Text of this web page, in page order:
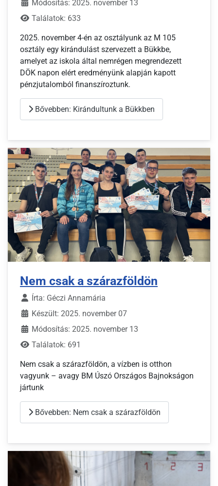
Módosítás: 2025. november 13
Találatok: 633
2025. november 4-én az osztályunk az M 105
osztály egy kirándulást szervezett a Bükkbe,
amelyet az iskola által nemrégen megrendezett
DÖK napon elért eredményünk alapján kapott
pénzjutalomból finanszíroztunk.
Bővebben: Kirándultunk a Bükkben
Nem csak a szárazföldön
Írta: Géczi Annamária
Készült: 2025. november 07
Módosítás: 2025. november 13
Találatok: 691
Nem csak a szárazföldön, a vízben is otthon
vagyunk – avagy BM Úszó Országos Bajnokságon
jártunk
Bővebben: Nem csak a szárazföldön